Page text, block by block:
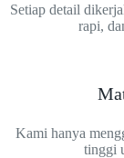
Setiap detail
rapi,
Kami hanya
tinggi